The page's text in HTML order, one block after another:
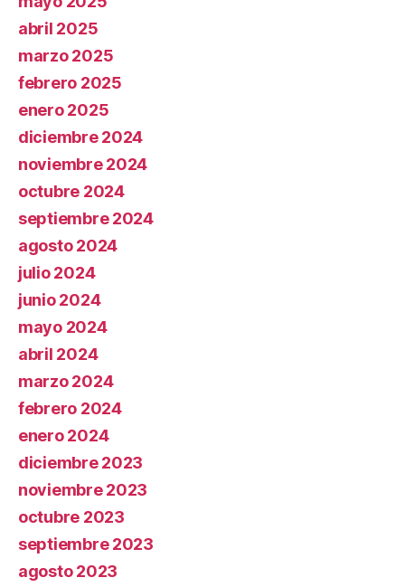
abril 2025
marzo 2025
febrero 2025
enero 2025
diciembre 2024
noviembre 2024
octubre 2024
septiembre 2024
agosto 2024
julio 2024
junio 2024
mayo 2024
abril 2024
marzo 2024
febrero 2024
enero 2024
diciembre 2023
noviembre 2023
octubre 2023
septiembre 2023
agosto 2023